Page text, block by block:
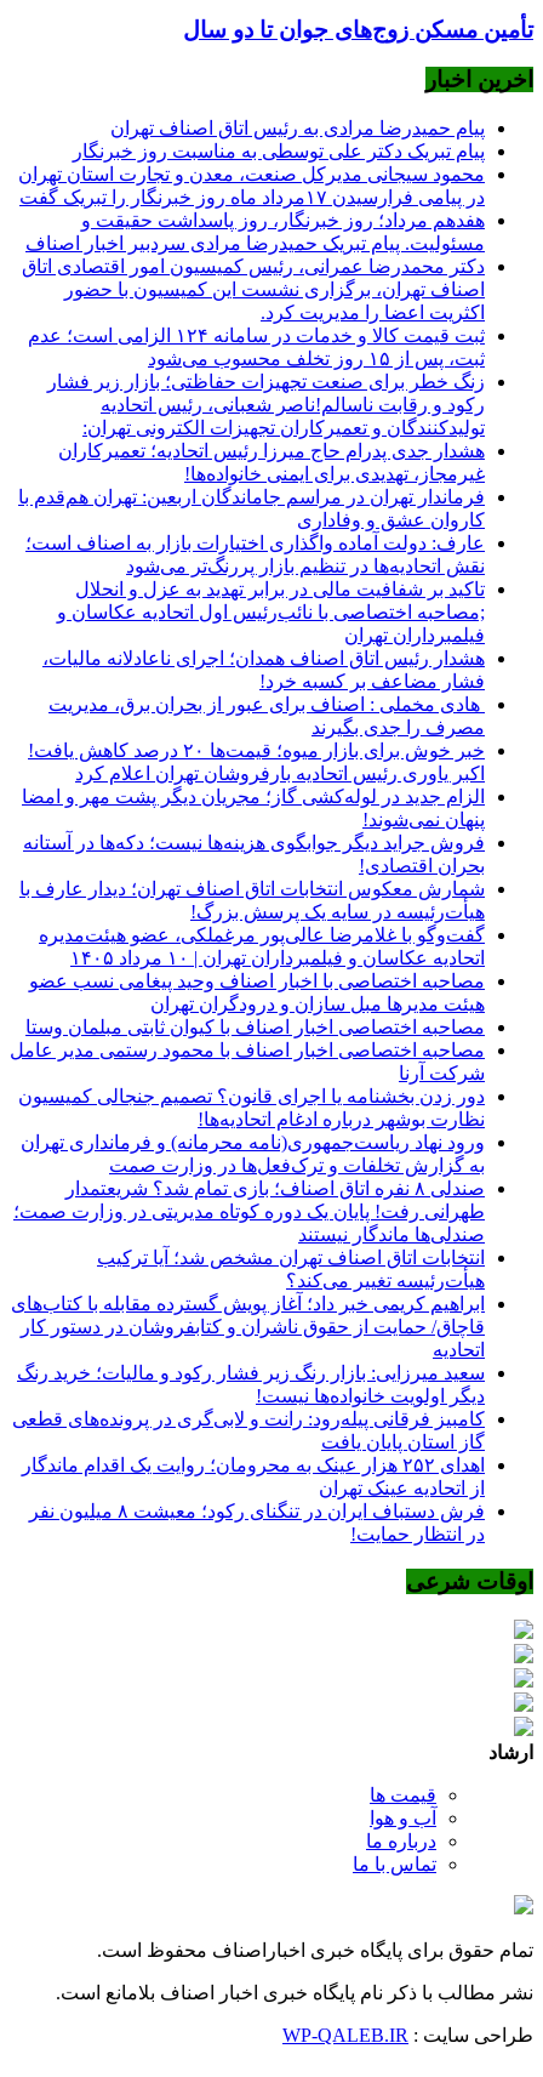
تأمین مسکن زوج‌های جوان تا دو سال
اخرین اخبار
پیام حمیدرضا مرادی به رئیس اتاق اصناف تهران
پیام تبریک دکتر علی توسطی به مناسبت روز خبرنگار
محمود سیجانی مدیرکل صنعت، معدن و تجارت استان تهران
در پیامی فرارسیدن ۱۷مرداد ماه روز خبرنگار را تبریک گفت
هفدهم مرداد؛ روز خبرنگار، روز پاسداشت حقیقت و
مسئولیت. پیام تبریک حمیدرضا مرادی سردبیر اخبار اصناف
دکتر محمدرضا عمرانی، رئیس کمیسیون امور اقتصادی اتاق
اصناف تهران، برگزاری نشست این کمیسیون با حضور
اکثریت اعضا را مدیریت کرد.
ثبت قیمت کالا و خدمات در سامانه ۱۲۴ الزامی است؛ عدم
ثبت، پس از ۱۵ روز تخلف محسوب می‌شود
زنگ خطر برای صنعت تجهیزات حفاظتی؛ بازار زیر فشار
رکود و رقابت ناسالم!ناصر شعبانی، رئیس اتحادیه
تولیدکنندگان و تعمیرکاران تجهیزات الکترونی تهران:
هشدار جدی پدرام حاج میرزا رئیس اتحادیه؛ تعمیرکاران
غیرمجاز، تهدیدی برای ایمنی خانواده‌ها!
فرماندار تهران در مراسم جاماندگان اربعین: تهران هم‌قدم با
کاروان عشق و وفاداری
عارف: دولت آماده واگذاری اختیارات بازار به اصناف است؛
نقش اتحادیه‌ها در تنظیم بازار پررنگ‌تر می‌شود
تاکید بر شفافیت مالی در برابر تهدید به عزل و انحلال
;مصاحبه اختصاصی با نائب‌رئیس اول اتحادیه عکاسان و
فیلمبرداران تهران
هشدار رئیس اتاق اصناف همدان؛ اجرای ناعادلانه مالیات،
فشار مضاعف بر کسبه خرد!
هادی مخملی : اصناف برای عبور از بحران برق، مدیریت
مصرف را جدی بگیرند
خبر خوش برای بازار میوه؛ قیمت‌ها ۲۰ درصد کاهش یافت!
اکبر یاوری رئیس اتحادیه بارفروشان تهران اعلام کرد
الزام جدید در لوله‌کشی گاز؛ مجریان دیگر پشت مهر و امضا
پنهان نمی‌شوند!
فروش جراید دیگر جوابگوی هزینه‌ها نیست؛ دکه‌ها در آستانه
بحران اقتصادی!
شمارش معکوس انتخابات اتاق اصناف تهران؛ دیدار عارف با
هیأت‌رئیسه در سایه یک پرسش بزرگ!
گفت‌وگو با غلامرضا عالی‌پور مرغملکی، عضو هیئت‌مدیره
اتحادیه عکاسان و فیلمبرداران تهران | ۱۰ مرداد ۱۴۰۵
مصاحبه اختصاصی با اخبار اصناف وحید پیغامی نسب عضو
هیئت مدیرها مبل سازان و درودگران تهران
مصاحبه اختصاصی اخبار اصناف با کیوان ثابتی مبلمان وستا
مصاحبه اختصاصی اخبار اصناف با محمود رستمی مدیر عامل
شرکت آرنا
دور زدن بخشنامه یا اجرای قانون؟ تصمیم جنجالی کمیسیون
نظارت بوشهر درباره ادغام اتحادیه‌ها!
ورود نهاد ریاست‌جمهوری(نامه محرمانه) و فرمانداری تهران
به گزارش تخلفات و ترک‌فعل‌ها در وزارت صمت
صندلی ۸ نفره اتاق اصناف؛ بازی تمام شد؟ شریعتمدار
طهرانی رفت! پایان یک دوره کوتاه مدیریتی در وزارت صمت؛
صندلی‌ها ماندگار نیستند
انتخابات اتاق اصناف تهران مشخص شد؛ آیا ترکیب
هیأت‌رئیسه تغییر می‌کند؟
ابراهیم کریمی خبر داد؛ آغاز پویش گسترده مقابله با کتاب‌های
قاچاق/ حمایت از حقوق ناشران و کتابفروشان در دستور کار
اتحادیه
سعید میرزایی: بازار رنگ زیر فشار رکود و مالیات؛ خرید رنگ
دیگر اولویت خانواده‌ها نیست!
کامبیز فرقانی پیله‌رود: رانت و لابی‌گری در پرونده‌های قطعی
گاز استان پایان یافت
اهدای ۲۵۲ هزار عینک به محرومان؛ روایت یک اقدام ماندگار
از اتحادیه عینک تهران
فرش دستباف ایران در تنگنای رکود؛ معیشت ۸ میلیون نفر
در انتظار حمایت!
اوقات شرعی
ارشاد
قیمت ها
آب و هوا
درباره ما
تماس با ما
تمام حقوق برای پایگاه خبری اخباراصناف محفوظ است.
نشر مطالب با ذکر نام پایگاه خبری اخبار اصناف بلامانع است.
طراحی سایت : WP-QALEB.IR